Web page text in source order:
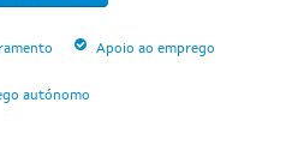
Apoio ao emprego
autónomo